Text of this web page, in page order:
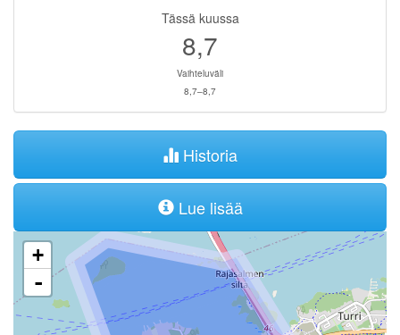
Tässä kuussa
8,7
Vaihteluväli
8,7–8,7
Historia
Lue lisää
+
-